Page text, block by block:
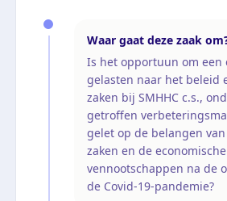
Waar gaat deze zaak
Is het opportuun om een
gelasten naar het beleid
zaken bij SMHHC c.s.,
getroffen
gelet op de belangen
zaken en de
vennootschappen na de
de Covid-19-pandemie?